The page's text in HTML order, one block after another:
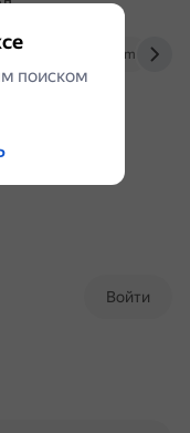
www.youtube.com
Войти
поиском